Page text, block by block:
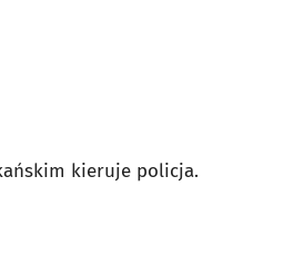
kieruje policja.